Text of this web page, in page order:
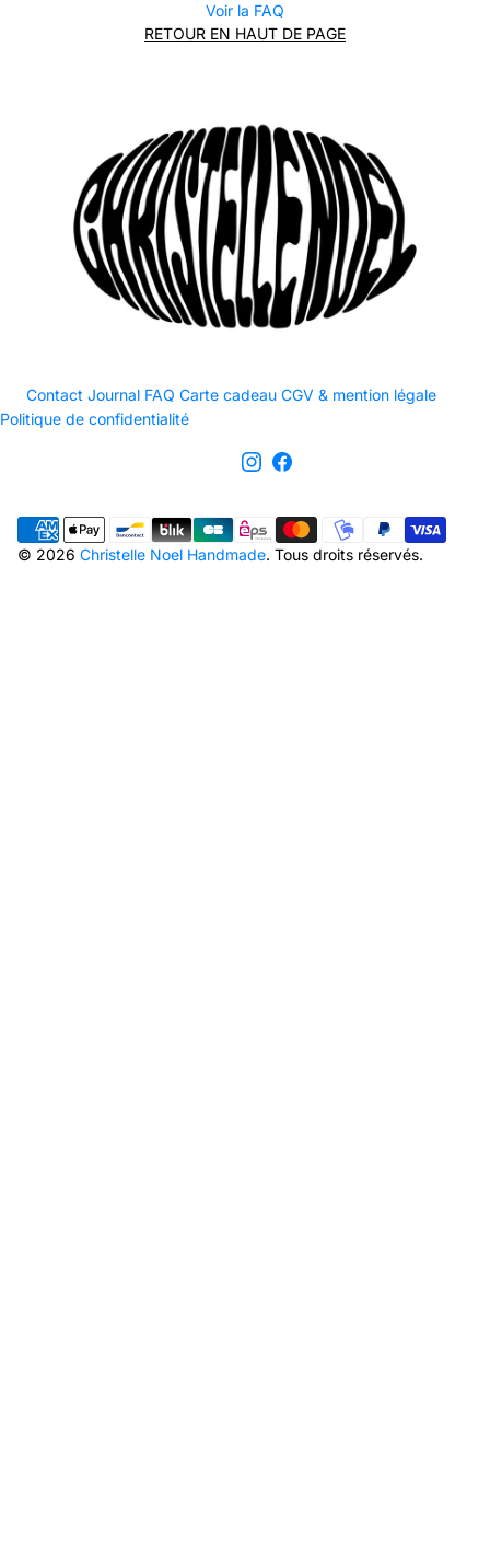
Voir la FAQ
RETOUR EN HAUT DE PAGE
Contact Journal FAQ Carte cadeau CGV & mention légale
Politique de confidentialité
© 2026 Christelle Noel Handmade. Tous droits réservés.